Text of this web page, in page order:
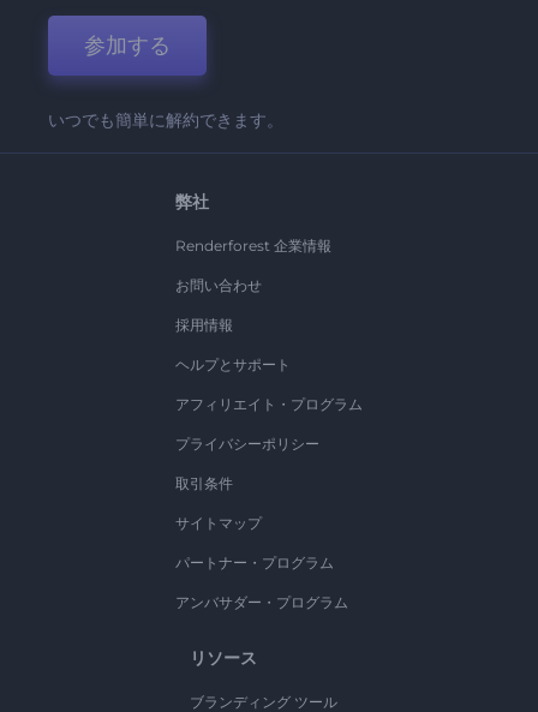
参加する
いつでも簡単に解約できます。
弊社
Renderforest 企業情報
お問い合わせ
採用情報
ヘルプとサポート
アフィリエイト・プログラム
プライバシーポリシー
取引条件
サイトマップ
パートナー・プログラム
アンバサダー・プログラム
リソース
ブランディング ツール